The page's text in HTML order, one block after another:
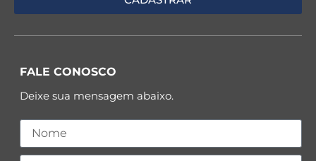
FALE CONOSCO
Deixe sua mensagem abaixo.